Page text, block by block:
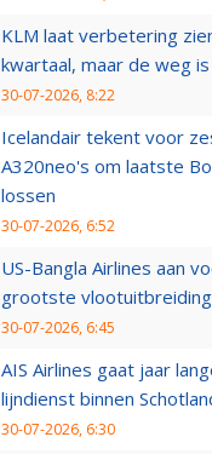
KLM laat verbetering
kwartaal, maar de weg
30-07-2026, 8:22
Icelandair tekent voor
A320neo's om laatste
lossen
30-07-2026, 6:52
US-Bangla Airlines aan
grootste
30-07-2026, 6:45
AIS Airlines gaat jaar
lijndienst binnen
30-07-2026, 6:30